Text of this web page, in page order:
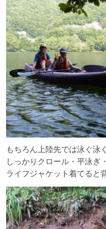
もちろん上陸先では泳ぐ泳
しっかりクロール・平泳ぎ
ライフジャケット着てると